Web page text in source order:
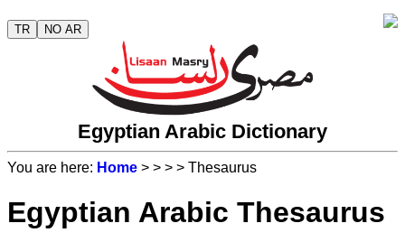
TR NO AR
Egyptian Arabic Dictionary
You are here: Home > > > > Thesaurus
Egyptian Arabic Thesaurus